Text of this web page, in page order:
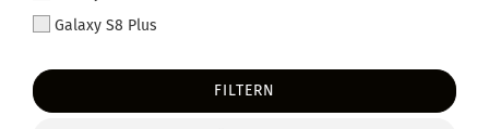
Galaxy S8 Plus
FILTERN